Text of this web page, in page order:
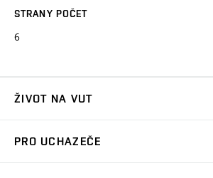
STRANY POČET
6
ŽIVOT NA VUT
PRO UCHAZEČE